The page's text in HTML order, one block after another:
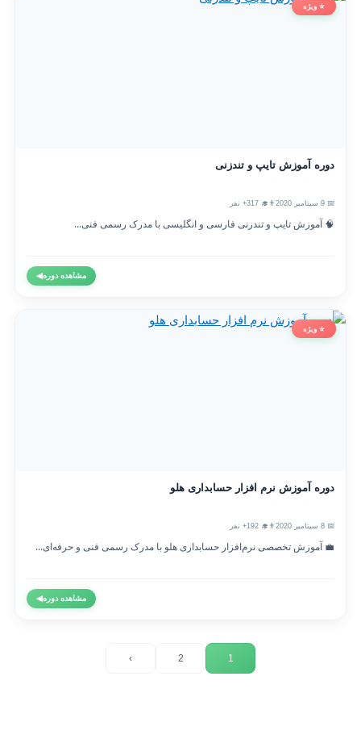
⭐ ویژه
دوره آموزش تایپ و تندزنی
👨‍🎓 317+ نفر
🧠 آموزش تایپ و تندزنی فارسی و انگلیسی با مدرک رسمی فنی...
مشاهده دوره◀
⭐ ویژه
دوره آموزش نرم افزار حسابداری هلو
👨‍🎓 192+ نفر
💼 آموزش تخصصی نرم‌افزار حسابداری هلو با مدرک رسمی فنی و حرفه‌ای...
مشاهده دوره◀